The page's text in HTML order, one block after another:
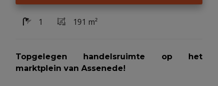
1 191 m²
Topgelegen handelsruimte op het
marktplein van Assenede!